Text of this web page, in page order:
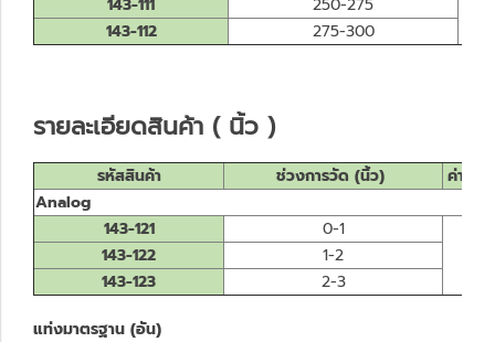
143-111
250-275
143-112
275-300
รายละเอียดสินค้า ( นิ้ว )
รหัสสินค้า ช่วงการวัด (นิ้ว)
ค่าคว
Analog
143-121
0-1
143-122
1-2
143-123
2-3
แท่งมาตรฐาน (อัน)